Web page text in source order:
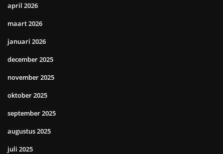
april 2026
maart 2026
januari 2026
december 2025
november 2025
oktober 2025
september 2025
augustus 2025
juli 2025